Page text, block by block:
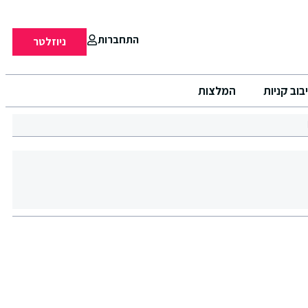
התחברות ניוזלטר
קניות המלצות